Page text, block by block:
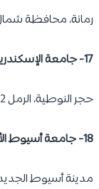
رمانة، محافظة
17- جامعة الإسكندرية الأهلية:
حجر النوطية، الرمل 2، محافظة الإسكندرية
18- جامعة أسيوط الأهلية:
مدينة أسيوط